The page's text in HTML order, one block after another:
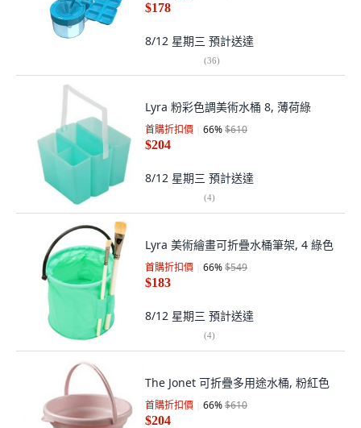
$178
8/12 星期三 預計送達
(36)
Lyra 粉彩色調美術水桶 8, 薄荷綠
首購折扣價 66%$610
$204
8/12 星期三 預計送達
(4)
Lyra 美術繪畫可折疊水桶筆架, 4 綠色
首購折扣價 66%$549
$183
8/12 星期三 預計送達
(4)
The Jonet 可折疊多用途水桶, 粉紅色
首購折扣價 66%$610
$204